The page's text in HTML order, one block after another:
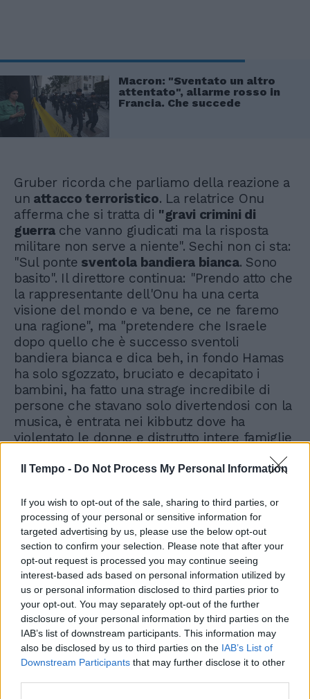
Il Tempo - Do Not Process My Personal Information
If you wish to opt-out of the sale, sharing to third parties, or
processing of your personal or sensitive information for
targeted advertising by us, please use the below opt-out
section to confirm your selection. Please note that after your
opt-out request is processed you may continue seeing
interest-based ads based on personal information utilized by
us or personal information disclosed to third parties prior to
your opt-out. You may separately opt-out of the further
disclosure of your personal information by third parties on the
IAB’s list of downstream participants. This information may
also be disclosed by us to third parties on the IAB’s List of
Downstream Participants that may further disclose it to other
Macron: "Sventato un altro
attentato", allarme rosso in
Francia. Che succede
Gruber ricorda che parliamo della reazione a
un attacco terroristico. La relatrice Onu
afferma che si tratta di "gravi crimini di
guerra che vanno giudicati ma la risposta
militare non serve a niente". Sechi non ci sta:
"Sul ponte sventola bandiera bianca. Sono
basito". Il direttore continua: "Prendo atto che
la rappresentante dell'Onu ha una certa
visione del mondo e va bene, ce ne faremo
una ragione", ma "pretendere che Israele
dopo quello che è successo sventoli
bandiera bianca e dica beh, in fondo Hamas
ha solo sgozzato, bruciato e decapitato i
bambini, ha fatto una strage incredibile di
persone che stavano solo divertendosi con la
musica, è entrata nei kibbutz dove ha
violentato le donne e distrutto intere famiglie
e Israele non fa niente, non reagisce... Ma
questa è la fine di Israele", tuona Sechi.
afferma il direttore. Il fatto è che Hamas non
vuole Israele, e questo è quanto.